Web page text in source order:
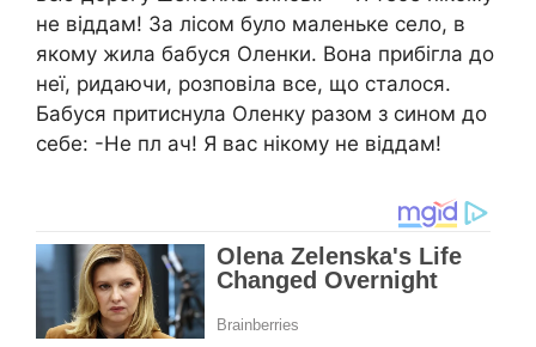
не віддам! За лісом було маленьке село, в
якому жила бабуся Оленки. Вона прибігла до
неї, ридаючи, розповіла все, що сталося.
Бабуся притиснула Оленку разом з сином до
себе: -Не пл ач! Я вас нікому не віддам!